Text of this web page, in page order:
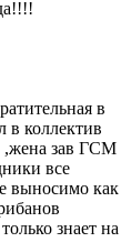
в
коллектив
,жена зав ГСМ
все
выносимо как
знает на